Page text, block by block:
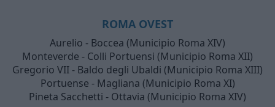
ROMA OVEST
Aurelio - Boccea (Municipio Roma XIV)
Monteverde - Colli Portuensi (Municipio Roma XII)
Gregorio VII - Baldo degli Ubaldi (Municipio Roma XIII)
Portuense - Magliana (Municipio Roma XI)
Pineta Sacchetti - Ottavia (Municipio Roma XIV)